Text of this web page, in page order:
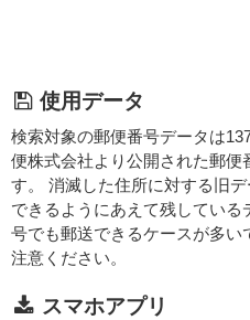
使用データ
検索対象の郵便番号データは
便株式会社より公開された郵便
す。 消滅した住所に対する旧
できるようにあえて残してい
号でも郵送できるケースが多
注意ください。
スマホアプリ